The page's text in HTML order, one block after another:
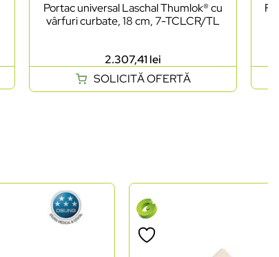
Portac universal Laschal Thumlok® cu
vârfuri curbate, 18 cm, 7-TCLCR/TL
2.307,41 lei
SOLICITĂ OFERTĂ